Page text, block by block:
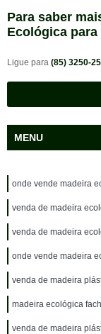
Para saber
Ecológica para
Ligue para (85) 3250-
MENU
onde vende madeira
venda de madeira
venda de madeira
onde vende madeira
venda de madeira
madeira ecológica
venda de madeira